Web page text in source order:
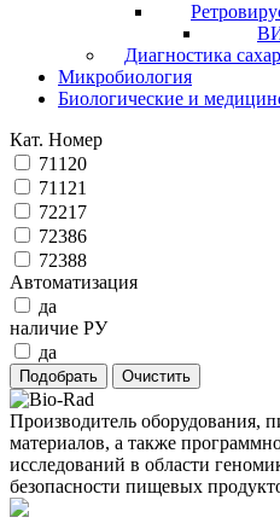
Диагностика
Микробиология
Биологические и
Кат. Номер
71120
71121
72217
72386
72388
Автоматизация
да
наличие РУ
да
Производитель оборудования,
материалов, а также
исследований в области
безопасности пищевых